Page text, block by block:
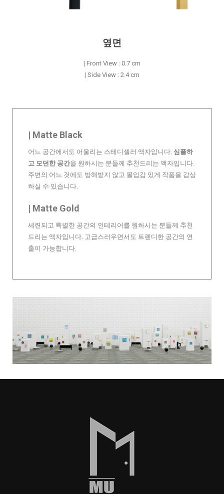
옆면
| Front View : 0.7 cm
| Side View : 2.4 cm
| Matte Black
어느 공간에서도 어울리는 스테디셀러 액자입니다. 심플하
고 모던한 공간을 원하시는 분들께 추천드리는 액자입니다.
주변의 어느 것에도 방해받지 않고 몰입감 있게 작품을 감상
하실 수 있습니다.
| Matte Gold
세련되고 특별한 공간의 인테리어를 원하시는 분들께 추천
드리는 액자입니다. 고급스러우면서도 트렌디한 공간의 연
출이 가능합니다.